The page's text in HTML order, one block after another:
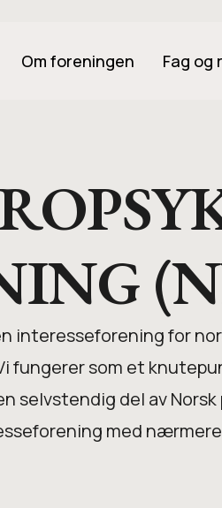
Om foreningen Fag og
interesseforening for
fungerer som et
selvstendig del av
med